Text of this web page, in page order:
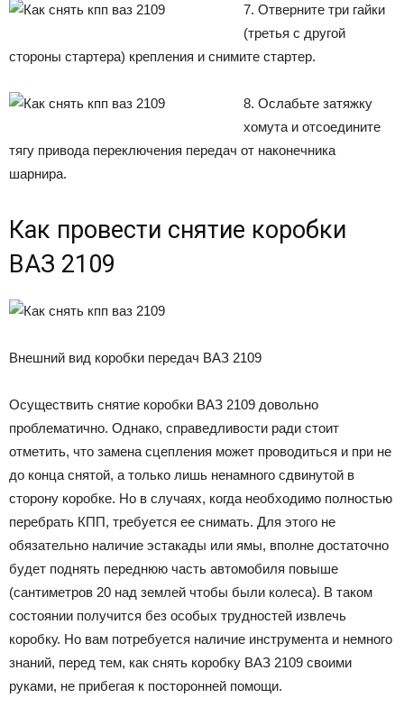
7. Отверните три гайки
(третья с другой
стороны стартера) крепления и снимите стартер.
8. Ослабьте затяжку
хомута и отсоедините
тягу привода переключения передач от наконечника
шарнира.
Как провести снятие коробки
ВАЗ 2109
Внешний вид коробки передач ВАЗ 2109
Осуществить снятие коробки ВАЗ 2109 довольно
проблематично. Однако, справедливости ради стоит
отметить, что замена сцепления может проводиться и при не
до конца снятой, а только лишь ненамного сдвинутой в
сторону коробке. Но в случаях, когда необходимо полностью
перебрать КПП, требуется ее снимать. Для этого не
обязательно наличие эстакады или ямы, вполне достаточно
будет поднять переднюю часть автомобиля повыше
(сантиметров 20 над землей чтобы были колеса). В таком
состоянии получится без особых трудностей извлечь
коробку. Но вам потребуется наличие инструмента и немного
знаний, перед тем, как снять коробку ВАЗ 2109 своими
руками, не прибегая к посторонней помощи.